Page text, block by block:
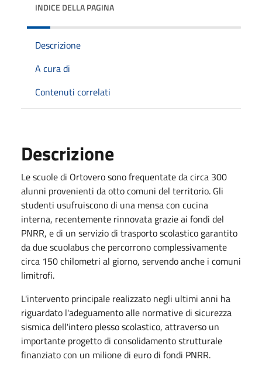
INDICE DELLA PAGINA
Descrizione
A cura di
Contenuti correlati
Descrizione
Le scuole di Ortovero sono frequentate da circa 300
alunni provenienti da otto comuni del territorio. Gli
studenti usufruiscono di una mensa con cucina
interna, recentemente rinnovata grazie ai fondi del
PNRR, e di un servizio di trasporto scolastico garantito
da due scuolabus che percorrono complessivamente
circa 150 chilometri al giorno, servendo anche i comuni
limitrofi.
L'intervento principale realizzato negli ultimi anni ha
riguardato l'adeguamento alle normative di sicurezza
sismica dell'intero plesso scolastico, attraverso un
importante progetto di consolidamento strutturale
finanziato con un milione di euro di fondi PNRR.